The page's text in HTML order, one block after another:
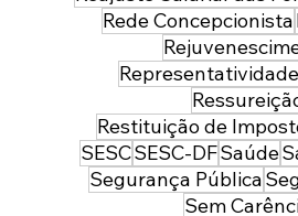
Rede Concepcionista
Representatividade
Restituição de
SESCSESC-DFSaúde
Segurança Pública
Sem